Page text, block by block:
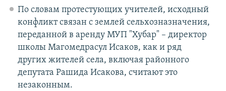
По словам протестующих учителей, исходный
конфликт связан с землей сельхозназначения,
переданной в аренду МУП "Хубар" – директор
школы Магомедрасул Исаков, как и ряд
других жителей села, включая районного
депутата Рашида Исакова, считают это
незаконным.